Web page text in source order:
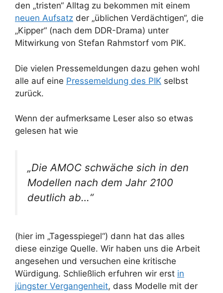
den „tristen“ Alltag zu bekommen mit einem
neuen Aufsatz der „üblichen Verdächtigen“, die
„Kipper“ (nach dem DDR-Drama) unter
Mitwirkung von Stefan Rahmstorf vom PIK.
Die vielen Pressemeldungen dazu gehen wohl
alle auf eine Pressemeldung des PIK selbst
zurück.
Wenn der aufmerksame Leser also so etwas
gelesen hat wie
„Die AMOC schwäche sich in den
Modellen nach dem Jahr 2100
deutlich ab…“
(hier im „Tagesspiegel“) dann hat das alles
diese einzige Quelle. Wir haben uns die Arbeit
angesehen und versuchen eine kritische
Würdigung. Schließlich erfuhren wir erst in
jüngster Vergangenheit, dass Modelle mit der